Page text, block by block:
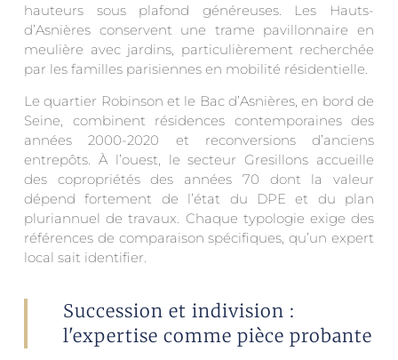
hauteurs sous plafond généreuses. Les Hauts-
d’Asnières conservent une trame pavillonnaire en
meulière avec jardins, particulièrement recherchée
par les familles parisiennes en mobilité résidentielle.
Le quartier Robinson et le Bac d’Asnières, en bord de
Seine, combinent résidences contemporaines des
années 2000-2020 et reconversions d’anciens
entrepôts. À l’ouest, le secteur Gresillons accueille
des copropriétés des années 70 dont la valeur
dépend fortement de l’état du DPE et du plan
pluriannuel de travaux. Chaque typologie exige des
références de comparaison spécifiques, qu’un expert
local sait identifier.
Succession et indivision :
l'expertise comme pièce probante